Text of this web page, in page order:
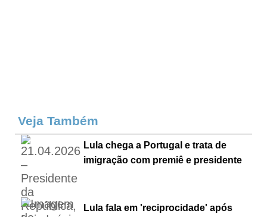
Veja Também
Lula chega a Portugal e trata de
imigração com premiê e presidente
Lula fala em 'reciprocidade' após